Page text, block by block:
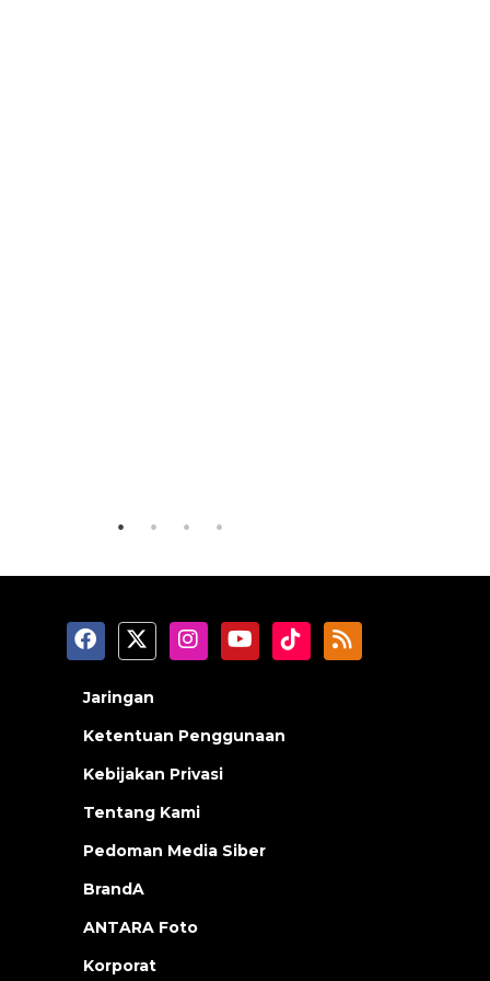
Jaringan
Ketentuan Penggunaan
Kebijakan Privasi
Tentang Kami
Pedoman Media Siber
BrandA
ANTARA Foto
Korporat